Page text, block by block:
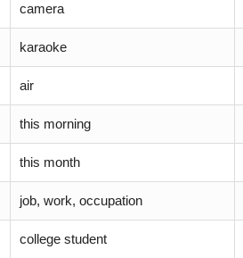
camera
karaoke
air
this morning
this month
job, work, occupation
college student